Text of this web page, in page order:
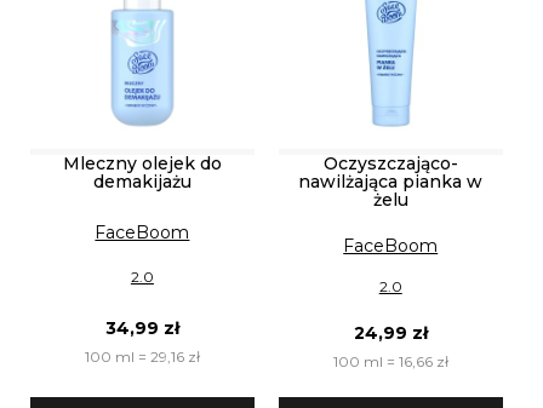
Mleczny olejek do
demakijażu
FaceBoom
2.0
34,99 zł
100 ml = 29,16 zł
Oczyszczająco-
nawilżająca pianka w
żelu
FaceBoom
2.0
24,99 zł
100 ml = 16,66 zł